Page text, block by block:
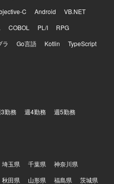
C Android
VB.NET
COBOL PL/I
RPG
ラ Go言語 Kotlin
TypeScript
勤務 週4勤務 週5勤務
埼玉県 千葉県
神奈川県
秋田県 山形県 福島県 茨城県